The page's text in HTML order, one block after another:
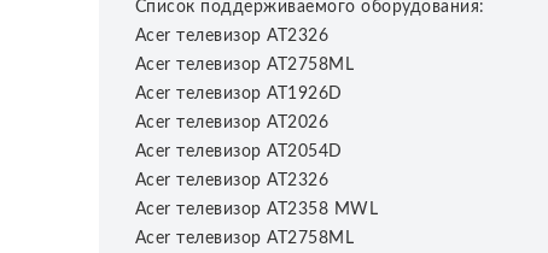
Cписок поддерживаемого оборудования:
Acer телевизор AT2326
Acer телевизор AT2758ML
Acer телевизор AT1926D
Acer телевизор AT2026
Acer телевизор AT2054D
Acer телевизор AT2326
Acer телевизор AT2358 MWL
Acer телевизор AT2758ML